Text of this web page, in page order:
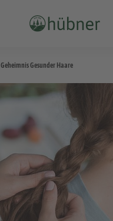
Geheimnis Gesunder Haare